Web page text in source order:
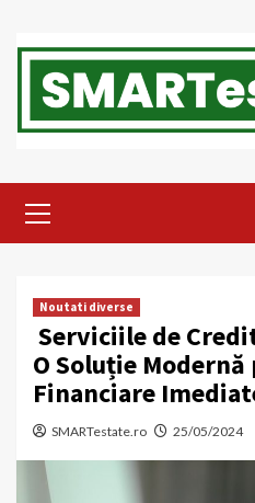
content
Menu
Noutati diverse
Serviciile de
O Soluție
Financiare
SMARTestate.ro 25/05/2024